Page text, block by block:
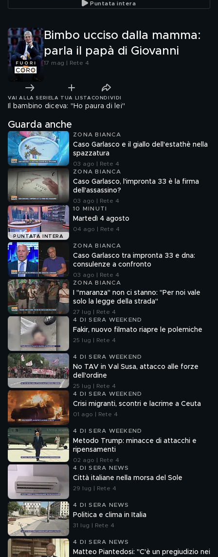
Puntata intera
Bimbo ucciso dalla mamma:
parla il papà di Giovanni
17 mag | Rete 4
VAI ALLA SERIE LA TUA LISTA CONDIVIDI
Il bambino diceva: "Ho paura di lei"
Guarda anche
ZONA BIANCA
Caso Garlasco e il giallo dell'estathè nella
spazzatura
03 ago | Rete 4
ZONA BIANCA
Caso Garlasco, l'impronta 33 è la firma
dell'assassino?
03 ago | Rete 4
PUNTATA INTERA
10 MINUTI
Martedì 4 agosto
04 ago | Rete 4
ZONA BIANCA
Caso Garlasco tra impronta 33 e dna:
consulenze a confronto
03 ago | Rete 4
ZONA BIANCA
I "maranza" non ci stanno: "Per noi vale
solo la legge della strada"
27 lug | Rete 4
4 DI SERA WEEKEND
Fakir, nuovo filmato riapre le polemiche
25 lug | Rete 4
4 DI SERA WEEKEND
No TAV in Val Susa, attacco alle forze
dell'ordine
25 lug | Rete 4
4 DI SERA WEEKEND
Crisi migranti, scontri e lacrime a Ceuta
01 ago | Rete 4
4 DI SERA WEEKEND
Metodo Trump: minacce di attacchi e
ripensamenti
02 ago | Rete 4
4 DI SERA NEWS
Città italiane nella morsa del Sole
29 lug | Rete 4
4 DI SERA NEWS
Politica e clima in Italia
31 lug | Rete 4
4 DI SERA NEWS
Matteo Piantedosi: "C'è un pregiudizio nei